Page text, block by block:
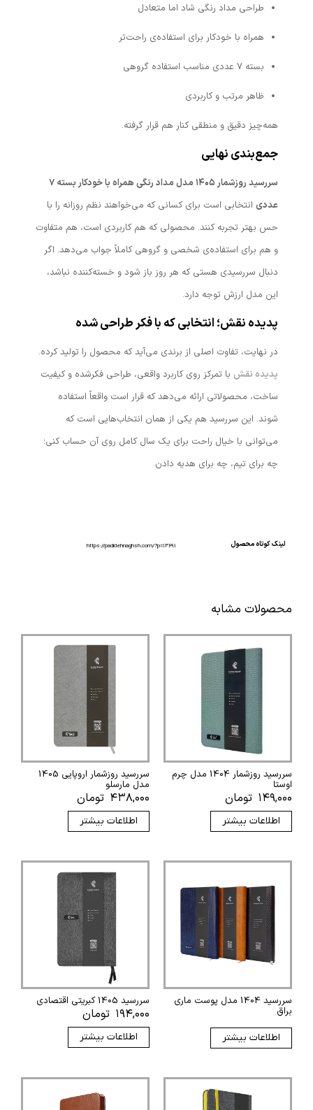
طراحی مداد رنگی شاد اما متعادل
همراه با خودکار برای استفاده‌ی راحت‌تر
بسته ۷ عددی مناسب استفاده گروهی
ظاهر مرتب و کاربردی
همه‌چیز دقیق و منطقی کنار هم قرار گرفته.
جمع‌بندی نهایی
سررسید روزشمار ۱۴۰۵ مدل مداد رنگی همراه با خودکار بسته ۷
عددی انتخابی است برای کسانی که می‌خواهند نظم روزانه را با
حس بهتر تجربه کنند. محصولی که هم کاربردی است، هم متفاوت
و هم برای استفاده‌ی شخصی و گروهی کاملاً جواب می‌دهد. اگر
دنبال سررسیدی هستی که هر روز باز شود و خسته‌کننده نباشد،
این مدل ارزش توجه دارد.
پدیده نقش؛ انتخابی که با فکر طراحی شده
در نهایت، تفاوت اصلی از برندی می‌آید که محصول را تولید کرده.
پدیده نقش با تمرکز روی کاربرد واقعی، طراحی فکرشده و کیفیت
ساخت، محصولاتی ارائه می‌دهد که قرار است واقعاً استفاده
شوند. این سررسید هم یکی از همان انتخاب‌هایی است که
می‌توانی با خیال راحت برای یک سال کامل روی آن حساب کنی؛
چه برای تیم، چه برای هدیه دادن.
لینک کوتاه محصول https://padidehnaghsh.com/?p=13691
محصولات مشابه
سررسید روزشمار 1404 مدل چرم
اوستا
۱۴۹,۰۰۰ تومان
اطلاعات بیشتر
سررسید روزشمار اروپایی 1405
مدل مارسلو
۴۳۸,۰۰۰ تومان
اطلاعات بیشتر
سررسید 1404 مدل پوست ماری
براق
اطلاعات بیشتر
سررسید 1405 کبریتی اقتصادی
۱۹۴,۰۰۰ تومان
اطلاعات بیشتر